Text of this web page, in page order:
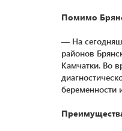
Помимо
— На
районов
Камчатки. Во
беременности